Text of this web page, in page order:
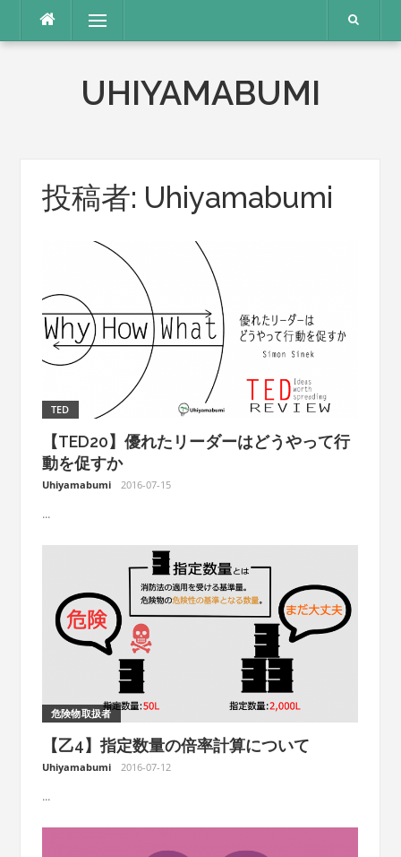
テ
メニュー
UHIYAMABUMI
投稿者: Uhiyamabumi
TED
【TED20】優れたリーダーはどうやって行
動を促すか
Uhiyamabumi 2016-07-15
...
危険物取扱者
【乙4】指定数量の倍率計算について
Uhiyamabumi 2016-07-12
...